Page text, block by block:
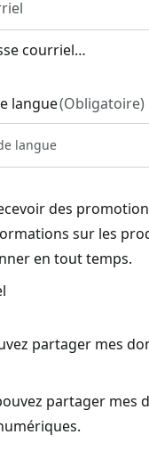
courriel…
langue(Obligatoire)
langue
des
sur les
en tout temps.
partager mes
partager mes